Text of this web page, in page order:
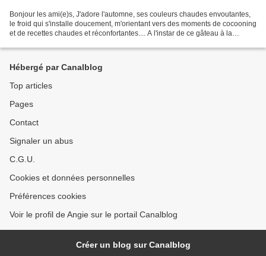
Bonjour les ami(e)s, J'adore l'automne, ses couleurs chaudes envoutantes,
le froid qui s'installe doucement, m'orientant vers des moments de cocooning
et de recettes chaudes et réconfortantes.... A l'instar de ce gâteau à la
Hébergé par Canalblog
Top articles
Pages
Contact
Signaler un abus
C.G.U.
Cookies et données personnelles
Préférences cookies
Voir le profil de Angie sur le portail Canalblog
Créer un blog sur Canalblog